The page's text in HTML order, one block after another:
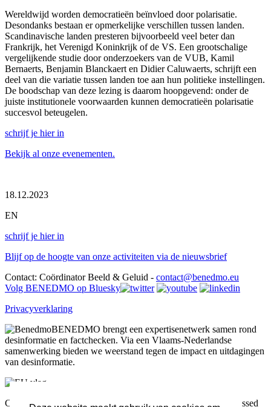
Wereldwijd worden democratieën beïnvloed door polarisatie.
Desondanks bestaan er opmerkelijke verschillen tussen landen.
Scandinavische landen presteren bijvoorbeeld veel beter dan
Frankrijk, het Verenigd Koninkrijk of de VS. Een grootschalige
vergelijkende studie door onderzoekers van de VUB, Kamil
Bernaerts, Benjamin Blanckaert en Didier Caluwaerts, schrijft een
deel van die variatie tussen landen toe aan hun politieke instellingen.
De boodschap van deze lezing is daarom hoopgevend: onder de
juiste institutionele voorwaarden kunnen democratieën polarisatie
succesvol beteugelen.
schrijf je hier in
Bekijk al onze evenementen.
18.12.2023
EN
schrijf je hier in
Blijf op de hoogte van onze activiteiten via de nieuwsbrief
Contact: Coördinator Beeld & Geluid - contact@benedmo.eu
Volg BENEDMO op Bluesky
Privacyverklaring
BENEDMO brengt een expertisenetwerk samen rond
desinformatie en factchecken. Via een Vlaams-Nederlandse
samenwerking bieden we weerstand tegen de impact en uitdagingen
van desinformatie.
Co-funded by the European Union. Views and opinions expressed